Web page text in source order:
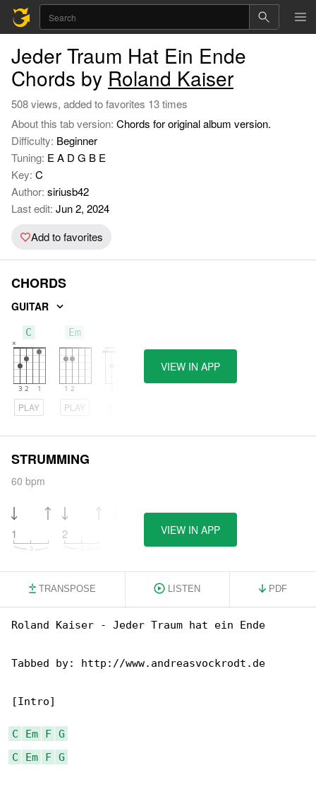
Jeder Traum Hat Ein Ende
Chords by Roland Kaiser
508 views, added to favorites 13 times
About this tab version: Chords for original album version.
Difficulty: Beginner
Tuning: E A D G B E
Key: C
Author: siriusb42
Last edit: Jun 2, 2024
Add to favorites
CHORDS
GUITAR
C
PLAY
Em
PLAY
VIEW IN APP
STRUMMING
60 bpm
1 2 4
VIEW IN APP
TRANSPOSE LISTEN PDF
Roland Kaiser - Jeder Traum hat ein Ende
Tabbed by: http://www.andreasvockrodt.de
[Intro]
C Em F G
C
Em F G